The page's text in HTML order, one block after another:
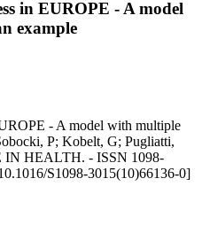
in EUROPE - A model
example
- A model with multiple
P; Kobelt, G; Pugliatti,
IN HEALTH. - ISSN 1098-
S1098-3015(10)66136-0]